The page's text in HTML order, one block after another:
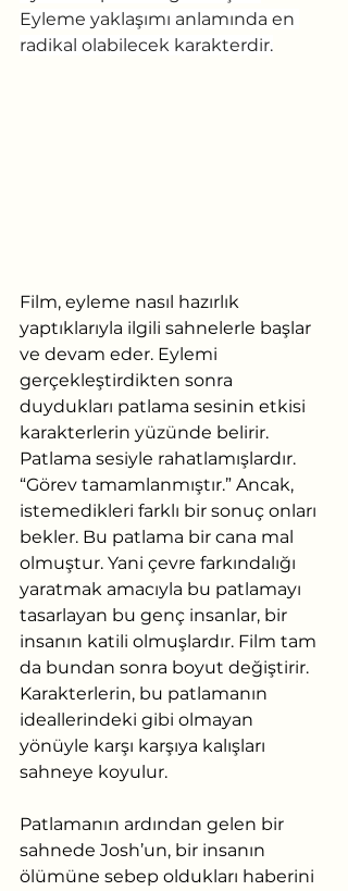
Eyleme yaklaşımı anlamında en
radikal olabilecek karakterdir.
Film, eyleme nasıl hazırlık
yaptıklarıyla ilgili sahnelerle başlar
ve devam eder. Eylemi
gerçekleştirdikten sonra
duydukları patlama sesinin etkisi
karakterlerin yüzünde belirir.
Patlama sesiyle rahatlamışlardır.
“Görev tamamlanmıştır.” Ancak,
istemedikleri farklı bir sonuç onları
bekler. Bu patlama bir cana mal
olmuştur. Yani çevre farkındalığı
yaratmak amacıyla bu patlamayı
tasarlayan bu genç insanlar, bir
insanın katili olmuşlardır. Film tam
da bundan sonra boyut değiştirir.
Karakterlerin, bu patlamanın
ideallerindeki gibi olmayan
yönüyle karşı karşıya kalışları
sahneye koyulur.
Patlamanın ardından gelen bir
sahnede Josh’un, bir insanın
ölümüne sebep oldukları haberini